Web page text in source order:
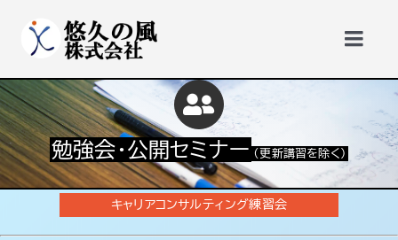
content
トップページ
更新講習
勉強会・公開セミナー （更新講習を除く）
キャリアコンサルティング練習会